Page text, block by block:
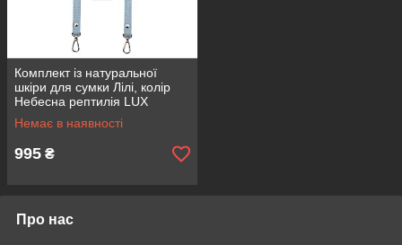
Комплект із натуральної
шкіри для сумки Лілі, колір
Небесна рептилія LUX
Немає в наявності
995 ₴
Про нас